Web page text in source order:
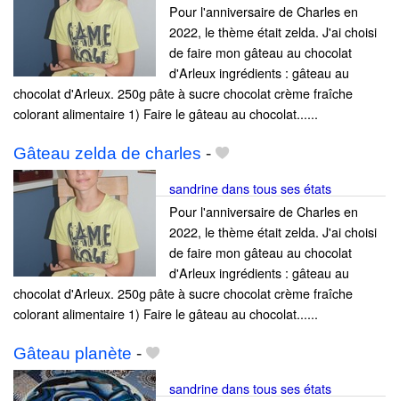
Pour l'anniversaire de Charles en
2022, le thème était zelda. J'ai choisi
de faire mon gâteau au chocolat
d'Arleux ingrédients : gâteau au
chocolat d'Arleux. 250g pâte à sucre chocolat crème fraîche
colorant alimentaire 1) Faire le gâteau au chocolat......
Gâteau zelda de charles -
sandrine dans tous ses états
Pour l'anniversaire de Charles en
2022, le thème était zelda. J'ai choisi
de faire mon gâteau au chocolat
d'Arleux ingrédients : gâteau au
chocolat d'Arleux. 250g pâte à sucre chocolat crème fraîche
colorant alimentaire 1) Faire le gâteau au chocolat......
Gâteau planète -
sandrine dans tous ses états